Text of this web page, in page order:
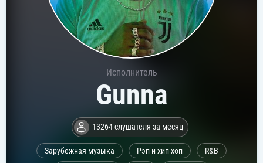
Исполнитель
Gunna
13264 слушателя за месяц
Зарубежная музыка Рэп и хип-хоп
R&B